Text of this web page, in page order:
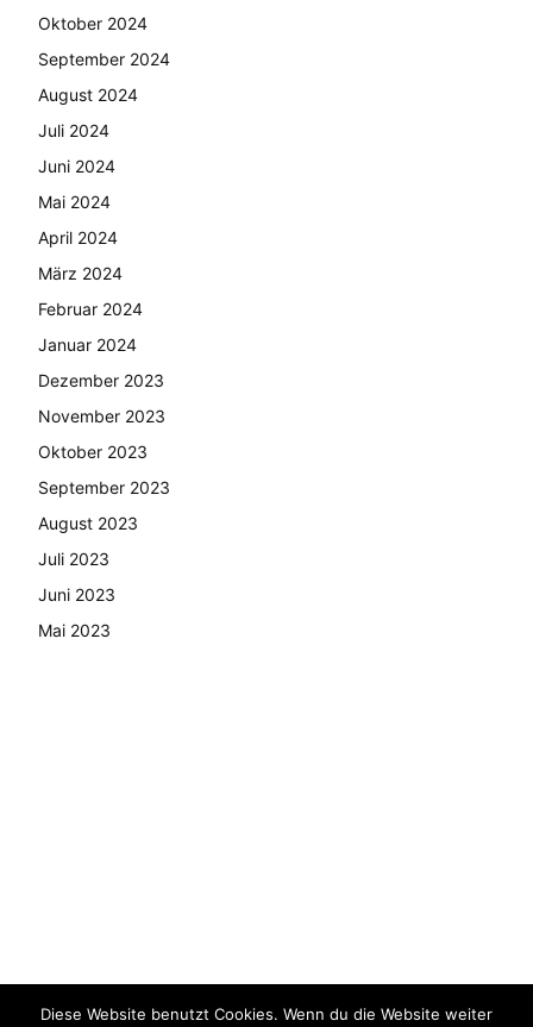
Oktober 2024
September 2024
August 2024
Juli 2024
Juni 2024
Mai 2024
April 2024
März 2024
Februar 2024
Januar 2024
Dezember 2023
November 2023
Oktober 2023
September 2023
August 2023
Juli 2023
Juni 2023
Mai 2023
Diese Website benutzt Cookies. Wenn du die Website weiter